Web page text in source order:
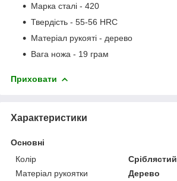
Марка сталі - 420
Твердість - 55-56 HRC
Матеріал рукояті - дерево
Вага ножа - 19 грам
Приховати
Характеристики
Основні
Колір
Сріблястий
Матеріал рукоятки
Дерево